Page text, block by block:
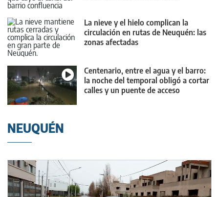
La nieve y el hielo complican la
circulación en rutas de Neuquén: las
zonas afectadas
Centenario, entre el agua y el barro:
la noche del temporal obligó a cortar
calles y un puente de acceso
NEUQUÉN